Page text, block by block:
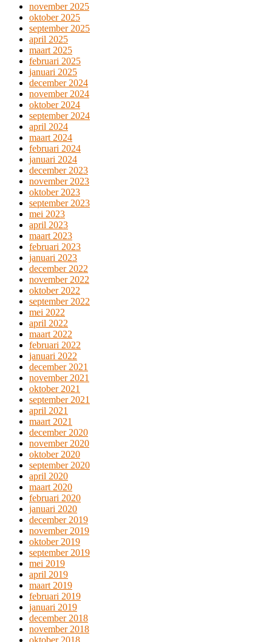
november 2025
oktober 2025
september 2025
april 2025
maart 2025
februari 2025
januari 2025
december 2024
november 2024
oktober 2024
september 2024
april 2024
maart 2024
februari 2024
januari 2024
december 2023
november 2023
oktober 2023
september 2023
mei 2023
april 2023
maart 2023
februari 2023
januari 2023
december 2022
november 2022
oktober 2022
september 2022
mei 2022
april 2022
maart 2022
februari 2022
januari 2022
december 2021
november 2021
oktober 2021
september 2021
april 2021
maart 2021
december 2020
november 2020
oktober 2020
september 2020
april 2020
maart 2020
februari 2020
januari 2020
december 2019
november 2019
oktober 2019
september 2019
mei 2019
april 2019
maart 2019
februari 2019
januari 2019
december 2018
november 2018
oktober 2018